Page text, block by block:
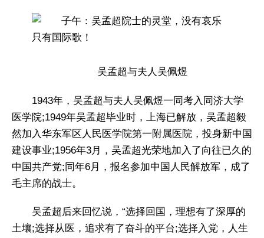
吴孟超与夫人吴佩煜
1943年，吴孟超与夫人吴佩煜一同考入同济大学
医学院;1949年吴孟超毕业时，上海已解放，吴孟超毅
然加入华东军区人民医学院第一附属医院，投身新中国
建设事业;1956年3月，吴孟超光荣地加入了向往已久的
中国共产党;同年6月，报名参加中国人民解放军，成了
毛主席的战士。
吴孟超后来回忆说，“选择回国，理想有了深厚的
土壤;选择从医，追求有了奋斗的平台;选择入党，人生